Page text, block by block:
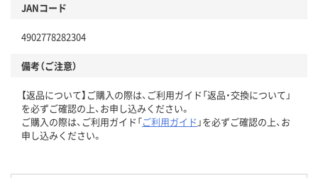
JANコード
4902778282304
備考（ご注意）
【返品について】ご購入の際は、ご利用ガイド「返品・交換について」
を必ずご確認の上、お申し込みください。
ご購入の際は、ご利用ガイド「ご利用ガイド 」を必ずご確認の上、お
申し込みください。